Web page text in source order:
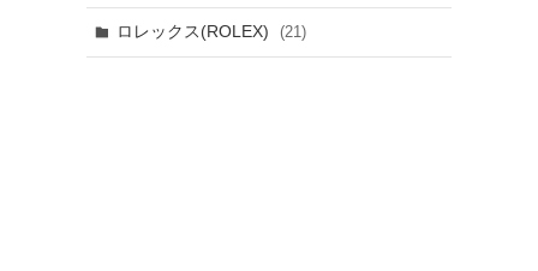
ロレックス(ROLEX) (21)